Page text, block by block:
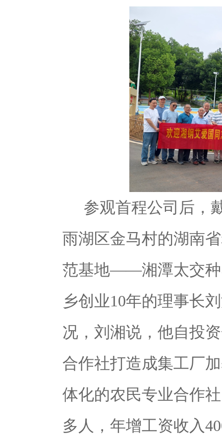
参观首程公司后，
雨湖区金马村的湖南
范基地——湘潭太交
乡创业10年的理事长
况，刘湘说，他自投
合作社打造成集工厂
体化的农民专业合作
多人，年增工资收入